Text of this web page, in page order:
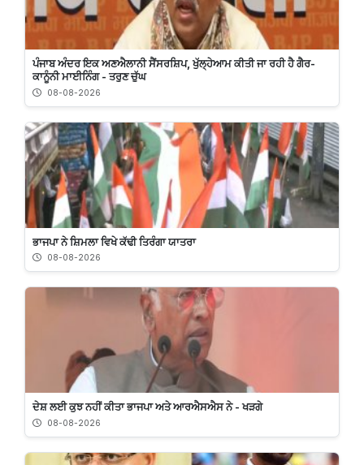
ਪੰਜਾਬ ਅੰਦਰ ਇਕ ਅਣਐਲਾਨੀ ਸੈਂਸਰਸ਼ਿਪ, ਖੁੱਲ੍ਹੇਆਮ ਕੀਤੀ ਜਾ ਰਹੀ ਹੈ ਗੈਰ-
ਕਾਨੂੰਨੀ ਮਾਈਨਿੰਗ - ਤਰੁਣ ਚੁੱਘ
08-08-2026
ਭਾਜਪਾ ਨੇ ਸ਼ਿਮਲਾ ਵਿਖੇ ਕੱਢੀ ਤਿਰੰਗਾ ਯਾਤਰਾ
08-08-2026
ਦੇਸ਼ ਲਈ ਕੁਝ ਨਹੀਂ ਕੀਤਾ ਭਾਜਪਾ ਅਤੇ ਆਰਐਸਐਸ ਨੇ - ਖੜਗੇ
08-08-2026